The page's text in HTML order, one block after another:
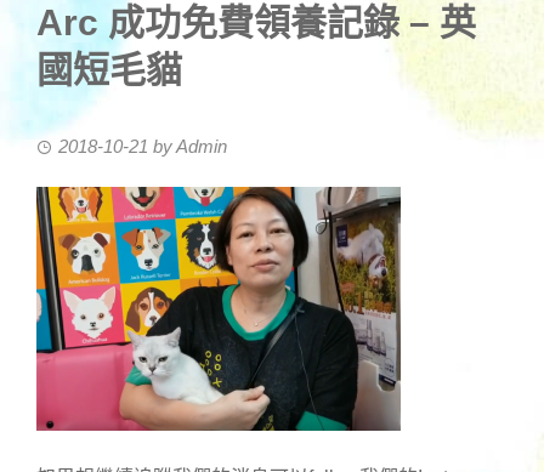
Arc 成功免費領養記錄 – 英
國短毛貓
2018-10-21 byAdmin